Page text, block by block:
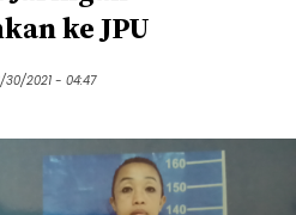
ke JPU
30/2021 - 04:47